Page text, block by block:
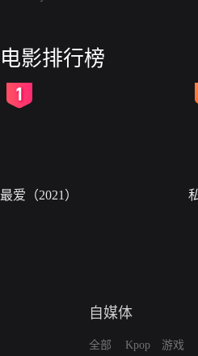
电影排行榜
最爱（2021）
自媒体
全部
Kpop
游戏